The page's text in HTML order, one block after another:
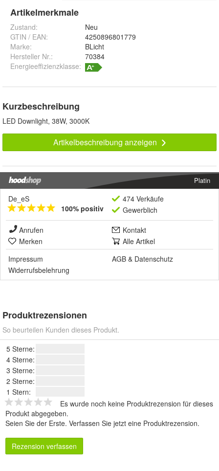
Artikelmerkmale
Zustand:
Neu
GTIN / EAN:
4250896801779
Marke:
BLicht
Hersteller Nr.:
70384
Energieeffizienzklasse:
Kurzbeschreibung
LED Downlight, 38W, 3000K
Artikelbeschreibung anzeigen
Platin
De_eS
100% positiv
474 Verkäufe
Gewerblich
Anrufen
Kontakt
Merken
Alle Artikel
Impressum
AGB & Datenschutz
Widerrufsbelehrung
Produktrezensionen
So beurteilen Kunden dieses Produkt.
5 Sterne:
4 Sterne:
3 Sterne:
2 Sterne:
1 Stern:
Es wurde noch keine Produktrezension für dieses
Produkt abgegeben.
Seien Sie der Erste. Verfassen Sie jetzt eine Produktrezension.
Rezension verfassen